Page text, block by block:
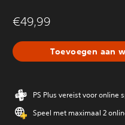
€49,99
Toevoegen aan
PS Plus vereist voor online
Speel met maximaal 2